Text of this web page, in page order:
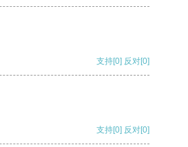
支持[0] 反对[0]
支持[0] 反对[0]